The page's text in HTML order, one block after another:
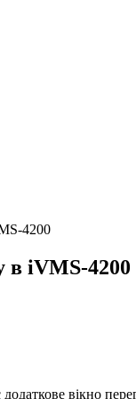
4200
в iVMS-4200
вікно